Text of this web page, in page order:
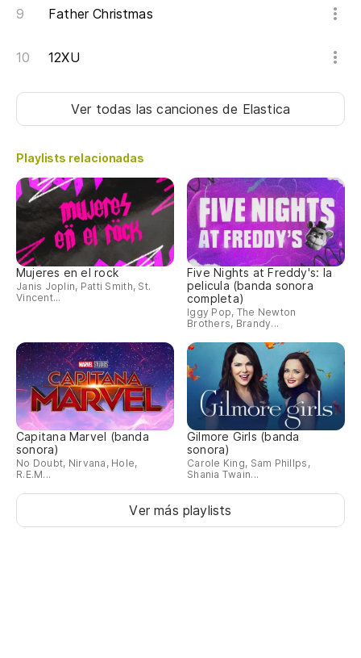
Father Christmas
12XU
Ver todas las cancionesde Elastica
Playlists relacionadas
Mujeres en el rock
Janis Joplin, Patti Smith, St.
Vincent...
Five Nights at Freddy's: la
pelicula (banda sonora
completa)
Iggy Pop, The Newton
Brothers, Brandy...
Capitana Marvel (banda
sonora)
No Doubt, Nirvana, Hole,
R.E.M...
Gilmore Girls (banda
sonora)
Carole King, Sam Phillps,
Shania Twain...
Ver más playlists